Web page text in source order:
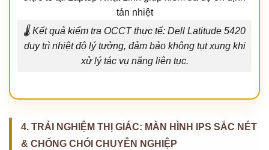
🌡️ Kết quả kiểm tra OCCT thực tế: Dell Latitude 5420
duy trì nhiệt độ lý tưởng, đảm bảo không tụt xung khi
xử lý tác vụ nặng liên tục.
4. TRẢI NGHIỆM THỊ GIÁC: MÀN HÌNH IPS SẮC NÉT
& CHỐNG CHÓI CHUYÊN NGHIỆP